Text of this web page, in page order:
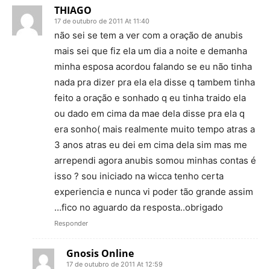
THIAGO
17 de outubro de 2011 At 11:40
não sei se tem a ver com a oração de anubis
mais sei que fiz ela um dia a noite e demanha
minha esposa acordou falando se eu não tinha
nada pra dizer pra ela ela disse q tambem tinha
feito a oração e sonhado q eu tinha traido ela
ou dado em cima da mae dela disse pra ela q
era sonho( mais realmente muito tempo atras a
3 anos atras eu dei em cima dela sim mas me
arrependi agora anubis somou minhas contas é
isso ? sou iniciado na wicca tenho certa
experiencia e nunca vi poder tão grande assim
…fico no aguardo da resposta..obrigado
Responder
Gnosis Online
17 de outubro de 2011 At 12:59